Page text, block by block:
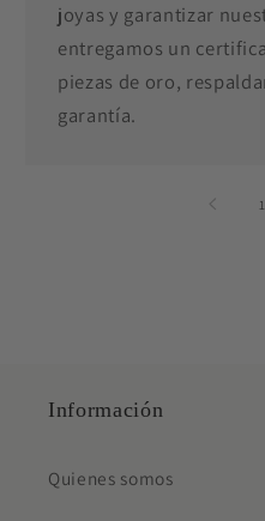
joyas y garantizar
entregamos un
piezas de oro,
garantía.
1
Información
Quienes somos